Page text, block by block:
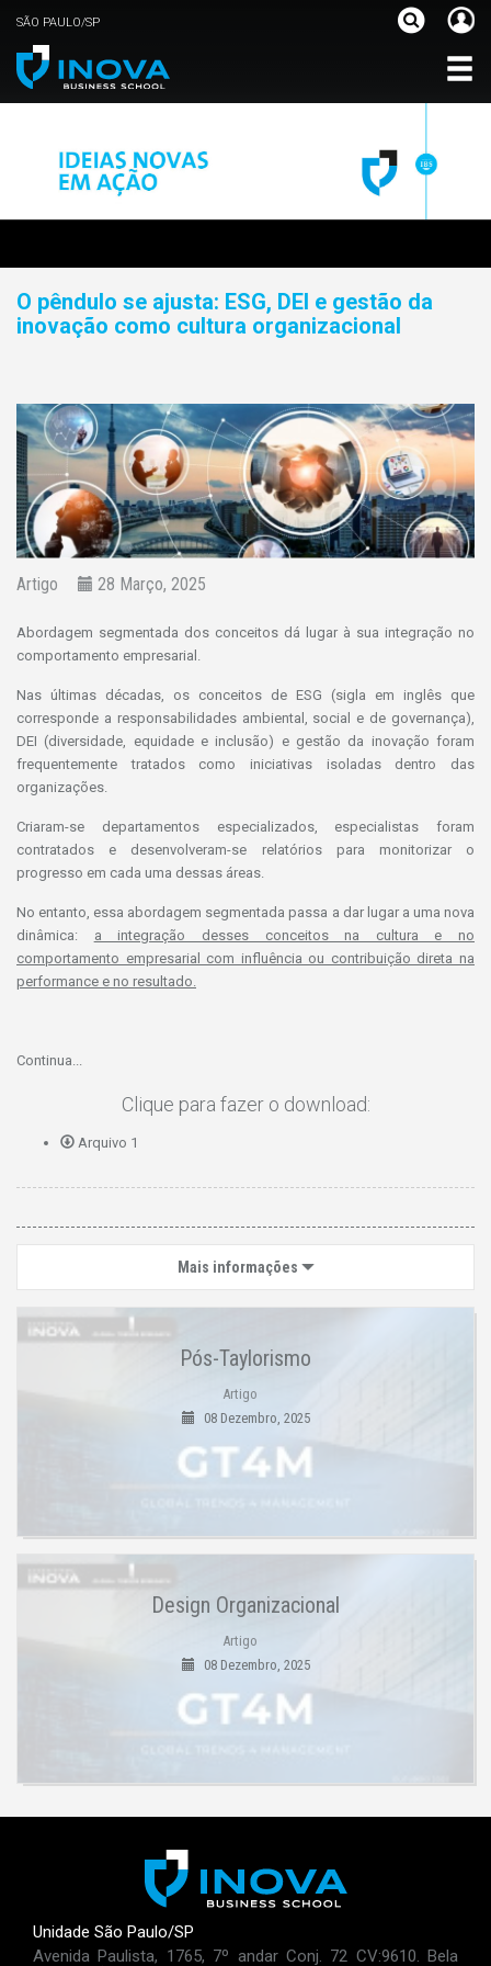
SÃO PAULO/SP
O pêndulo se ajusta: ESG, DEI e gestão da
inovação como cultura organizacional
Artigo 28 Março, 2025
Abordagem segmentada dos conceitos dá lugar à sua integração no
comportamento empresarial.
Nas últimas décadas, os conceitos de ESG (sigla em inglês que
corresponde a responsabilidades ambiental, social e de governança),
DEI (diversidade, equidade e inclusão) e gestão da inovação foram
frequentemente tratados como iniciativas isoladas dentro das
organizações.
Criaram-se departamentos especializados, especialistas foram
contratados e desenvolveram-se relatórios para monitorizar o
progresso em cada uma dessas áreas.
No entanto, essa abordagem segmentada passa a dar lugar a uma nova
dinâmica: a integração desses conceitos na cultura e no
comportamento empresarial com influência ou contribuição direta na
performance e no resultado.
Continua...
Clique para fazer o download:
Arquivo 1
Mais informações
Pós-Taylorismo
Artigo
08 Dezembro, 2025
Design Organizacional
Artigo
08 Dezembro, 2025
Unidade São Paulo/SP
Avenida Paulista, 1765, 7º andar Conj. 72 CV:9610. Bela